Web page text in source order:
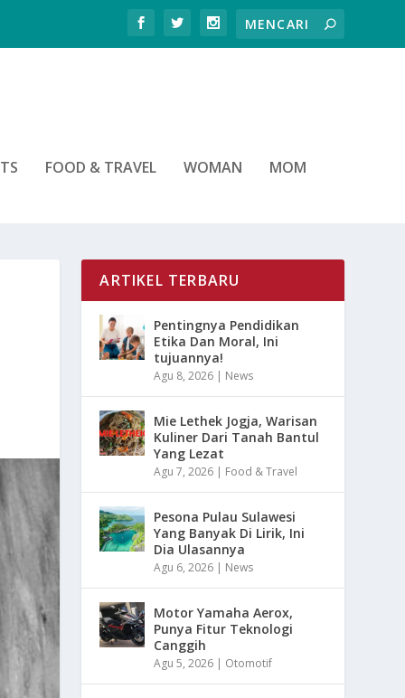
FOOD & TRAVEL WOMAN MOM
ARTIKEL TERBARU
Pentingnya Pendidikan
Etika Dan Moral, Ini
tujuannya!
Agu 8, 2026 | News
Mie Lethek Jogja, Warisan
Kuliner Dari Tanah Bantul
Yang Lezat
Agu 7, 2026 | Food & Travel
Pesona Pulau Sulawesi
Yang Banyak Di Lirik, Ini
Dia Ulasannya
Agu 6, 2026 | News
Motor Yamaha Aerox,
Punya Fitur Teknologi
Canggih
Agu 5, 2026 | Otomotif